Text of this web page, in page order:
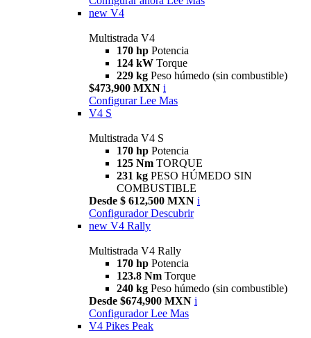
new V4
Multistrada V4
170 hp Potencia
124 kW Torque
229 kg Peso húmedo (sin combustible)
$473,900 MXN i
Configurar Lee Mas
V4 S
Multistrada V4 S
170 hp Potencia
125 Nm TORQUE
231 kg PESO HÚMEDO SIN
COMBUSTIBLE
Desde $ 612,500 MXN i
Configurador Descubrir
new V4 Rally
Multistrada V4 Rally
170 hp Potencia
123.8 Nm Torque
240 kg Peso húmedo (sin combustible)
Desde $674,900 MXN i
Configurador Lee Mas
V4 Pikes Peak